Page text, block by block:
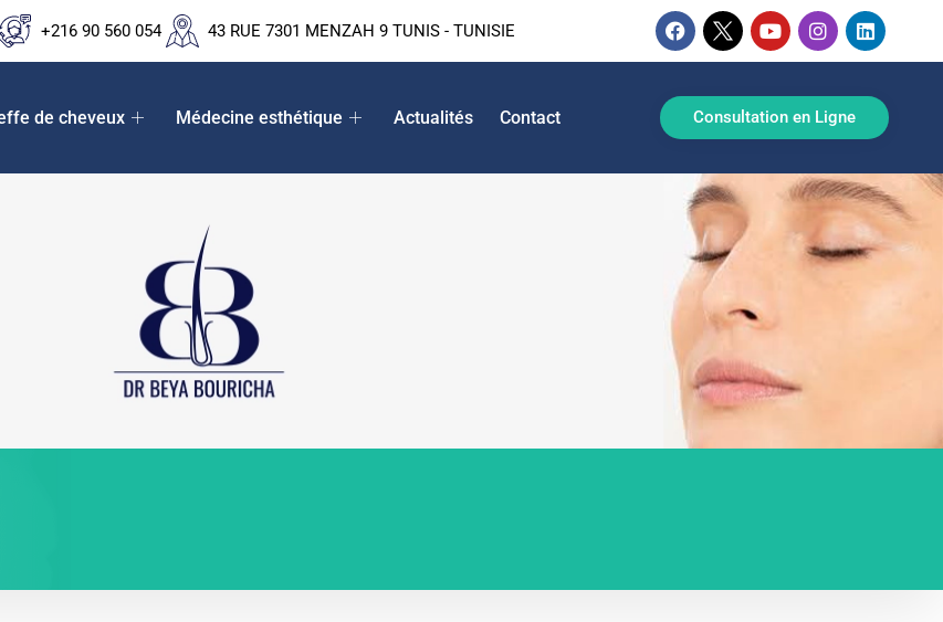
+216 90 560 054 43 RUE 7301 MENZAH 9 TUNIS - TUNISIE
de cheveux Médecine esthétique Actualités Contact Consultation en Ligne